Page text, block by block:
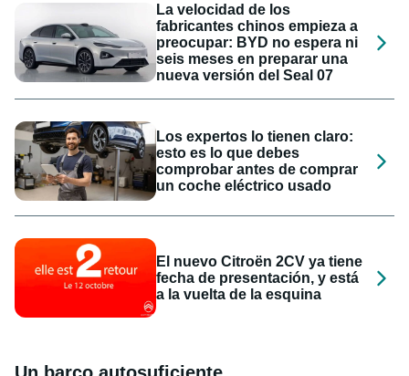
La velocidad de los
fabricantes chinos empieza a
preocupar: BYD no espera ni
seis meses en preparar una
nueva versión del Seal 07
Los expertos lo tienen claro:
esto es lo que debes
comprobar antes de comprar
un coche eléctrico usado
El nuevo Citroën 2CV ya tiene
fecha de presentación, y está
a la vuelta de la esquina